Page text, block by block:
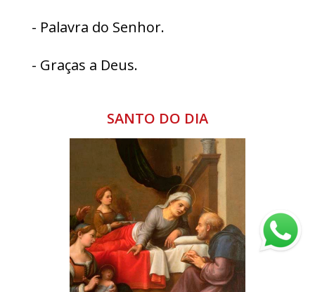
- Palavra do Senhor.
- Graças a Deus.
SANTO DO DIA